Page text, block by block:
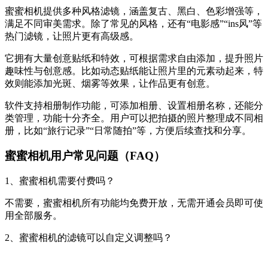
蜜蜜相机提供多种风格滤镜，涵盖复古、黑白、色彩增强等，
满足不同审美需求。除了常见的风格，还有“电影感”“ins风”等
热门滤镜，让照片更有高级感。
它拥有大量创意贴纸和特效，可根据需求自由添加，提升照片
趣味性与创意感。比如动态贴纸能让照片里的元素动起来，特
效则能添加光斑、烟雾等效果，让作品更有创意。
软件支持相册制作功能，可添加相册、设置相册名称，还能分
类管理，功能十分齐全。用户可以把拍摄的照片整理成不同相
册，比如“旅行记录”“日常随拍”等，方便后续查找和分享。
蜜蜜相机用户常见问题（FAQ）
1、蜜蜜相机需要付费吗？
不需要，蜜蜜相机所有功能均免费开放，无需开通会员即可使
用全部服务。
2、蜜蜜相机的滤镜可以自定义调整吗？